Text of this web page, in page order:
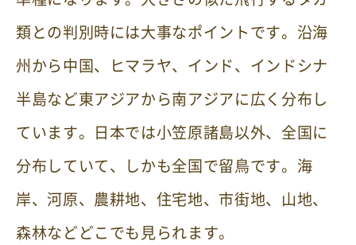
類との判別時には大事なポイントです。沿海
州から中国、ヒマラヤ、インド、インドシナ
半島など東アジアから南アジアに広く分布し
ています。日本では小笠原諸島以外、全国に
分布していて、しかも全国で留鳥です。海
岸、河原、農耕地、住宅地、市街地、山地、
森林などどこでも見られます。